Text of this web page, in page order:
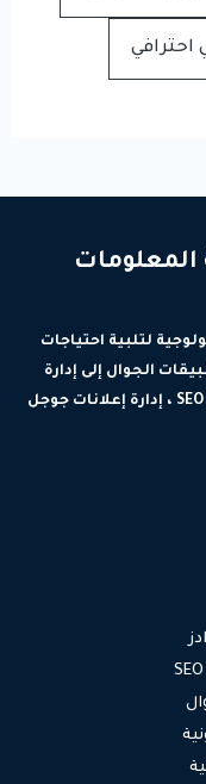
احترافي
المعلومات
لتلبية احتياجات
الجوال إلى إدارة
الشبكات والأمان ، تحسين محركات البحث SEO ، إدارة إعلانات جوجل